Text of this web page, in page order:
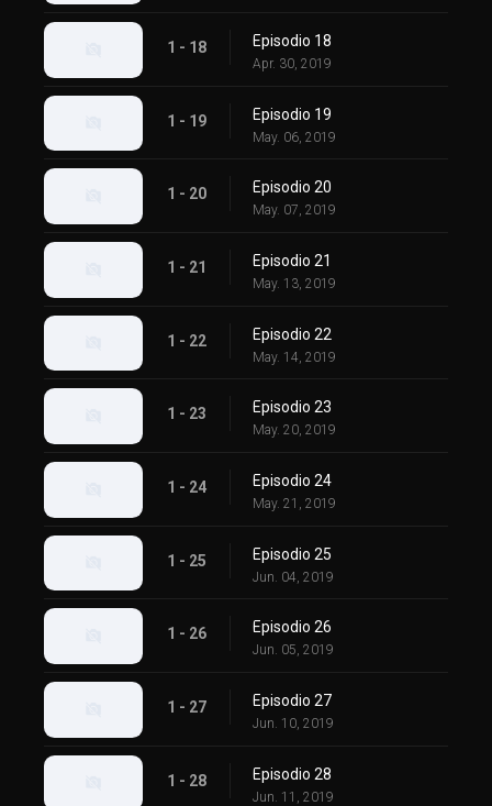
1 - 18 Episodio 18
Apr. 30, 2019
1 - 19 Episodio 19
May. 06, 2019
1 - 20 Episodio 20
May. 07, 2019
1 - 21 Episodio 21
May. 13, 2019
1 - 22 Episodio 22
May. 14, 2019
1 - 23 Episodio 23
May. 20, 2019
1 - 24 Episodio 24
May. 21, 2019
1 - 25 Episodio 25
Jun. 04, 2019
1 - 26 Episodio 26
Jun. 05, 2019
1 - 27 Episodio 27
Jun. 10, 2019
1 - 28 Episodio 28
Jun. 11, 2019